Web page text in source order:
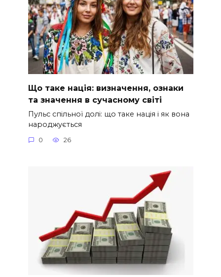
Що таке нація: визначення, ознаки
та значення в сучасному світі
Пульс спільної долі: що таке нація і як вона
народжується
0 26